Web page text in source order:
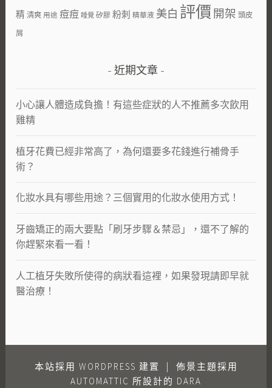
精 清爽 用途 痘痘 睡覺 矽膠 粉刺 精華液 美白 評價 開架 頭皮
屑
近期文章
小心讓人體造成負擔！有這些症狀的人不推薦多次飲用
雞精
植牙花費已經非常高了，為何還要多花錢進行補骨手
術？
化妝水具有哪些用途？三個實用的化妝水使用方式！
牙齒矯正的兩大要點「刷牙步驟＆禁忌」，還不了解的
你趕緊來看一看！
人工植牙失敗所使得的病狀看這裡，如果發現請即早就
醫治療！
本站採用 WORDPRESS 建置
佈景主題採用
AUTOMATTIC 所設計的 DARA